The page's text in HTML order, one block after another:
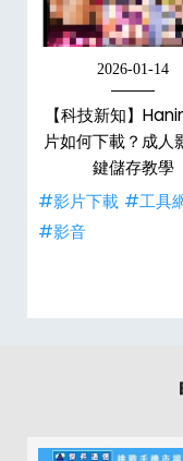
2026-01-14
【科技新知】
片如何下載？成人
鍵儲存教學
#影片下載 #工具
#影音